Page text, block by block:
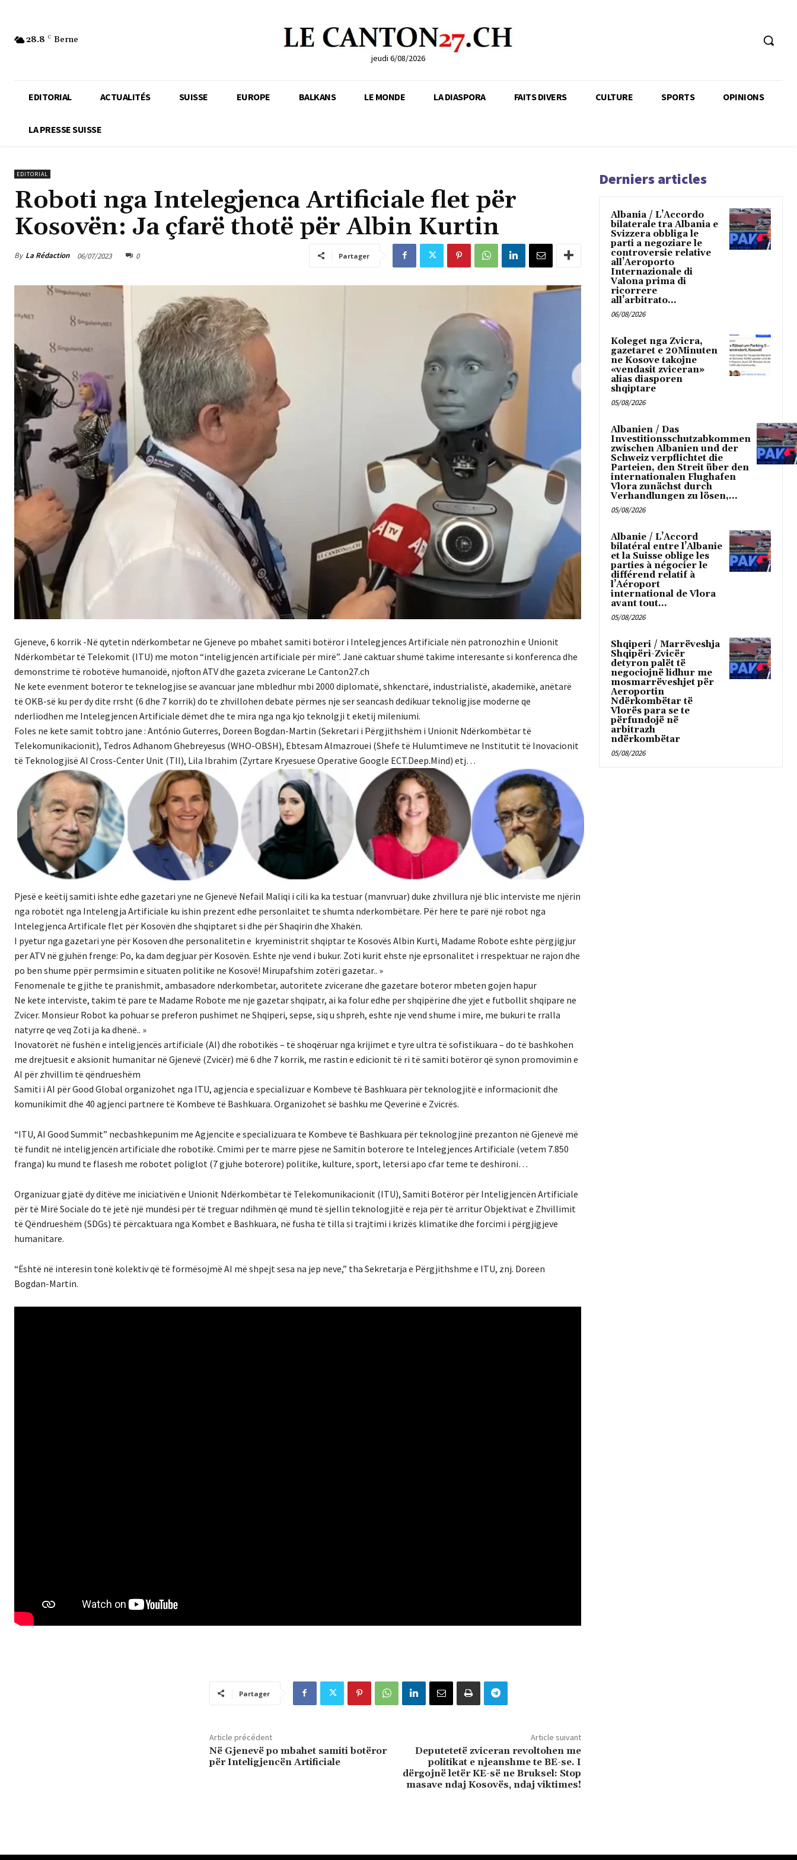
28.8 C Berne
jeudi 6/08/2026
EDITORIAL ACTUALITÉS SUISSE EUROPE BALKANS LE MONDE LA DIASPORA FAITS DIVERS CULTURE SPORTS OPINIONS
LA PRESSE SUISSE
EDITORIAL
Roboti nga Intelegjenca Artificiale flet për
Kosovën: Ja çfarë thotë për Albin Kurtin
By La Rédaction 06/07/2023 0 Partager
Gjeneve, 6 korrik -Në qytetin ndërkombetar ne Gjeneve po mbahet samiti botëror i Intelegjences Artificiale nën patronozhin e Unionit
Ndërkombëtar të Telekomit (ITU) me moton “inteligjencën artificiale për mirë”. Janë caktuar shumë takime interesante si konferenca dhe
demonstrime të robotëve humanoidë, njofton ATV dhe gazeta zvicerane Le Canton27.ch
Ne kete evenment boteror te teknelogjise se avancuar jane mbledhur mbi 2000 diplomatë, shkenctarë, industrialistë, akademikë, anëtarë
të OKB-së ku per dy dite rrsht (6 dhe 7 korrik) do te zhvillohen debate përmes nje ser seancash dedikuar teknoligjise moderne qe
nderliodhen me Intelegjencen Artificiale dëmet dhe te mira nga nga kjo teknolgji t eketij mileniumi.
Foles ne kete samit tobtro jane : António Guterres, Doreen Bogdan-Martin (Sekretari i Përgjithshëm i Unionit Ndërkombëtar të
Telekomunikacionit), Tedros Adhanom Ghebreyesus (WHO-OBSH), Ebtesam Almazrouei (Shefe të Hulumtimeve ne Institutit të Inovacionit
të Teknologjisë AI Cross-Center Unit (TII), Lila Ibrahim (Zyrtare Kryesuese Operative Google ECT.Deep.Mind) etj…
Pjesë e keëtij samiti ishte edhe gazetari yne ne Gjenevë Nefail Maliqi i cili ka ka testuar (manvruar) duke zhvillura një blic interviste me njërin
nga robotët nga Intelengja Artificiale ku ishin prezent edhe personlaitet te shumta nderkombëtare. Për here te parë një robot nga
Intelegjenca Artificale flet për Kosovën dhe shqiptaret si dhe për Shaqirin dhe Xhakën.
I pyetur nga gazetari yne për Kosoven dhe personalitetin e kryeministrit shqiptar te Kosovës Albin Kurti, Madame Robote eshte përgjigjur
per ATV në gjuhën frenge: Po, ka dam degjuar për Kosovën. Eshte nje vend i bukur. Zoti kurit ehste nje eprsonalitet i rrespektuar ne rajon dhe
po ben shume ppër permsimin e situaten politike ne Kosovë! Mirupafshim zotëri gazetar.. »
Fenomenale te gjithe te pranishmit, ambasadore nderkombetar, autoritete zvicerane dhe gazetare boteror mbeten gojen hapur
Ne kete interviste, takim të pare te Madame Robote me nje gazetar shqipatr, ai ka folur edhe per shqipërine dhe yjet e futbollit shqipare ne
Zvicer. Monsieur Robot ka pohuar se preferon pushimet ne Shqiperi, sepse, siq u shpreh, eshte nje vend shume i mire, me bukuri te rralla
natyrre qe veq Zoti ja ka dhenë.. »
Inovatorët në fushën e inteligjencës artificiale (AI) dhe robotikës – të shoqëruar nga krijimet e tyre ultra të sofistikuara – do të bashkohen
me drejtuesit e aksionit humanitar në Gjenevë (Zvicër) më 6 dhe 7 korrik, me rastin e edicionit të ri të samiti botëror që synon promovimin e
AI për zhvillim të qëndrueshëm
Samiti i AI për Good Global organizohet nga ITU, agjencia e specializuar e Kombeve të Bashkuara për teknologjitë e informacionit dhe
komunikimit dhe 40 agjenci partnere të Kombeve të Bashkuara. Organizohet së bashku me Qeverinë e Zvicrës.
“ITU, AI Good Summit” necbashkepunim me Agjencite e specializuara te Kombeve të Bashkuara për teknologjinë prezanton në Gjenevë më
të fundit në inteligjencën artificiale dhe robotikë. Cmimi per te marre pjese ne Samitin boterore te Intelegjences Artificiale (vetem 7.850
franga) ku mund te flasesh me robotet poliglot (7 gjuhe boterore) politike, kulture, sport, letersi apo cfar teme te deshironi…
Organizuar gjatë dy ditëve me iniciativën e Unionit Ndërkombëtar të Telekomunikacionit (ITU), Samiti Botëror për Inteligjencën Artificiale
për të Mirë Sociale do të jetë një mundësi për të treguar ndihmën që mund të sjellin teknologjitë e reja për të arritur Objektivat e Zhvillimit
të Qëndrueshëm (SDGs) të përcaktuara nga Kombet e Bashkuara, në fusha të tilla si trajtimi i krizës klimatike dhe forcimi i përgjigjeve
humanitare.
“Është në interesin tonë kolektiv që të formësojmë AI më shpejt sesa na jep neve,” tha Sekretarja e Përgjithshme e ITU, znj. Doreen
Bogdan-Martin.
Partager
Article précédent
Në Gjenevë po mbahet samiti botëror
për Inteligjencën Artificiale
Article suivant
Deputetetë zviceran revoltohen me
politikat e njeanshme te BE-se. I
dërgojnë letër KE-së ne Bruksel: Stop
masave ndaj Kosovës, ndaj viktimes!
Derniers articles
Albania / L’Accordo
bilaterale tra Albania e
Svizzera obbliga le
parti a negoziare le
controversie relative
all’Aeroporto
Internazionale di
Valona prima di
ricorrere
all’arbitrato...
06/08/2026
Koleget nga Zvicra,
gazetaret e 20Minuten
ne Kosove takojne
«vendasit zviceran»
alias diasporen
shqiptare
05/08/2026
Albanien / Das
Investitionsschutzabkommen
zwischen Albanien und der
Schweiz verpflichtet die
Parteien, den Streit über den
internationalen Flughafen
Vlora zunächst durch
Verhandlungen zu lösen,...
05/08/2026
Albanie / L’Accord
bilatéral entre l’Albanie
et la Suisse oblige les
parties à négocier le
différend relatif à
l’Aéroport
international de Vlora
avant tout...
05/08/2026
Shqiperi / Marrëveshja
Shqipëri-Zvicër
detyron palët të
negociojnë lidhur me
mosmarrëveshjet për
Aeroportin
Ndërkombëtar të
Vlorës para se te
përfundojë në
arbitrazh
ndërkombëtar
05/08/2026